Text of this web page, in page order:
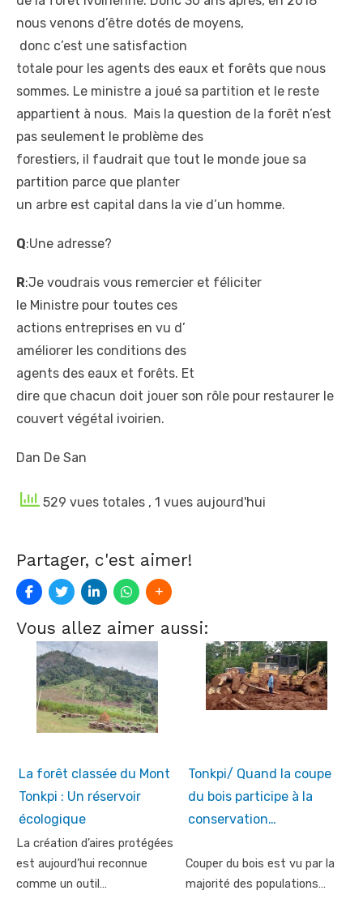
nous venons d’être dotés de moyens,
donc c’est une satisfaction
totale pour les agents des eaux et forêts que nous
sommes. Le ministre a joué sa partition et le reste
appartient à nous. Mais la question de la forêt n’est
pas seulement le problème des
forestiers, il faudrait que tout le monde joue sa
partition parce que planter
un arbre est capital dans la vie d’un homme.
Q:Une adresse?
R:Je voudrais vous remercier et féliciter
le Ministre pour toutes ces
actions entreprises en vu d’
améliorer les conditions des
agents des eaux et forêts. Et
dire que chacun doit jouer son rôle pour restaurer le
couvert végétal ivoirien.
Dan De San
529 vues totales , 1 vues aujourd'hui
Partager, c'est aimer!
Vous allez aimer aussi:
La forêt classée du Mont
Tonkpi : Un réservoir
écologique
La création d’aires protégées
est aujourd’hui reconnue
comme un outil…
Tonkpi/ Quand la coupe
du bois participe à la
conservation…
Couper du bois est vu par la
majorité des populations…